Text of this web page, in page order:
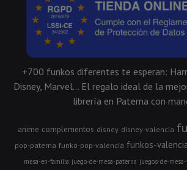
+700 funkos diferentes te esperan:
Disney, Marvel... El regalo ideal de la
librería en Paterna con
anime complementos disney disney-valencia
pop-paterna funko-pop-valencia funkos-valencia
mesa-en-familia juego-de-mesa-paterna juegos-de-